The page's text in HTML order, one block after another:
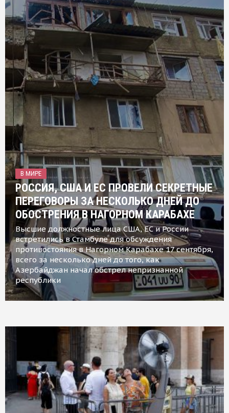
В МИРЕ
РОССИЯ, США И ЕС ПРОВЕЛИ СЕКРЕТНЫЕ
ПЕРЕГОВОРЫ ЗА НЕСКОЛЬКО ДНЕЙ ДО
ОБОСТРЕНИЯ В НАГОРНОМ КАРАБАХЕ
Высшие должностные лица США, ЕС и России
встретились в Стамбуле для обсуждения
противостояния в Нагорном Карабахе 17 сентября,
всего за несколько дней до того, как
Азербайджан начал обстрел непризнанной
республики